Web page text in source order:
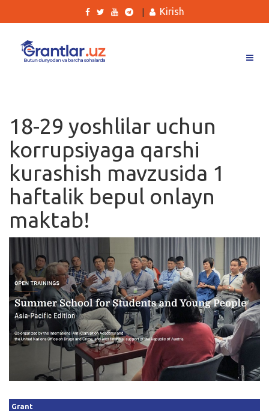
Ishlar
Kurslar
Blog
Yana
Qidirish
Kirish
Kirish
18-29 yoshlilar uchun
korrupsiyaga qarshi
kurashish mavzusida 1
haftalik bepul onlayn
maktab!
Grant